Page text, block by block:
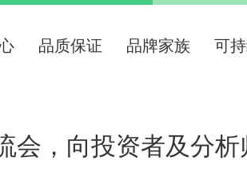
品质保证 品牌家族 可
会，向投资者及分